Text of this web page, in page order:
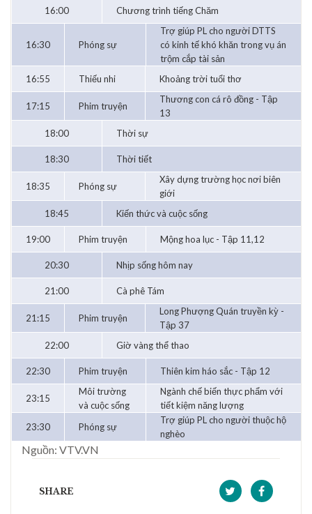
16:00 Chương trình tiếng Chăm
16:30 Phóng sự
Trợ giúp PL cho người DTTS
có kinh tế khó khăn trong vụ án
trộm cắp tài sản
16:55
Thiếu nhi Khoảng trời tuổi thơ
17:15 Phim truyện
Thương con cá rô đồng - Tập
13
18:00
Thời sự
18:30 Thời tiết
18:35 Phóng sự
Xây dựng trường học nơi biên
giới
18:45
Kiến thức và cuộc sống
19:00 Phim truyện Mộng hoa lục - Tập 11,12
20:30 Nhịp sống hôm nay
21:00 Cà phê Tám
21:15 Phim truyện
Long Phượng Quán truyền kỳ -
Tập 37
22:00
Giờ vàng thể thao
22:30 Phim truyện Thiên kim háo sắc - Tập 12
23:15
Môi trường
và cuộc sống
Ngành chế biến thực phẩm với
tiết kiệm năng lượng
23:30
Phóng sự
Trợ giúp PL cho người thuộc hộ
nghèo
Nguồn: VTV.VN
SHARE